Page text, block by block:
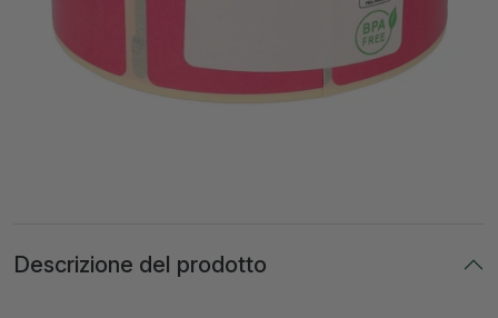
Descrizione del prodotto